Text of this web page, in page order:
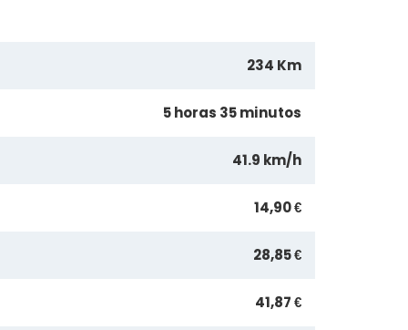
234 Km
5 horas 35 minutos
41.9 km/h
14,90 €
28,85 €
41,87 €